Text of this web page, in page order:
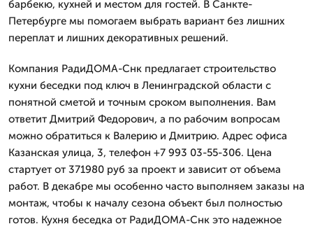
барбекю, кухней и местом для гостей. В Санкте-
Петербурге мы помогаем выбрать вариант без лишних
переплат и лишних декоративных решений.
Компания РадиДОМА-Снк предлагает строительство
кухни беседки под ключ в Ленинградской области с
понятной сметой и точным сроком выполнения. Вам
ответит Дмитpий Федорович, а по рабочим вопросам
можно обратиться к Валерию и Дмитрию. Адрес офиса
Казанская улица, 3, телефон +7 993 03-55-306. Цена
стартует от 371980 руб за проект и зависит от объема
работ. В декабре мы особенно часто выполняем заказы на
монтаж, чтобы к началу сезона объект был полностью
готов. Кухня беседка от РадиДОМА-Снк это надежное